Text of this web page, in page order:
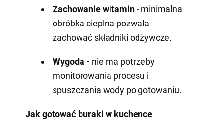
Zachowanie witamin- minimalna
obróbka cieplna pozwala
zachować składniki odżywcze.
Wygoda - nie ma potrzeby
monitorowania procesu i
spuszczania wody po gotowaniu.
Jak gotować buraki w kuchence